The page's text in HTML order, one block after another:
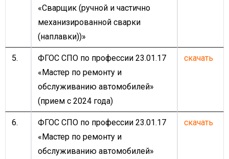
«Сварщик (ручной и частично
механизированной сварки
(наплавки))»
5.
ФГОС СПО по профессии 23.01.17
«Мастер по ремонту и
обслуживанию автомобилей»
(прием с 2024 года)
скачать
6.
ФГОС СПО по профессии 23.01.17
«Мастер по ремонту и
обслуживанию автомобилей»
скачать